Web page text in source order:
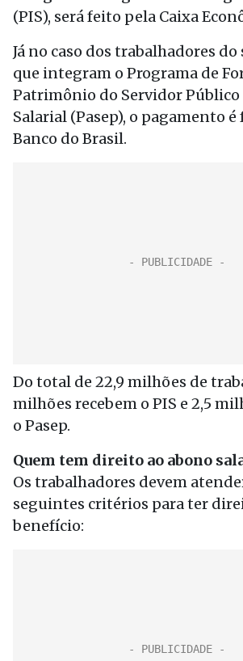
(PIS), será feito pela Caixa
Já no caso dos trabalhadores
que integram o Programa de
Patrimônio do Servidor Público
Salarial (Pasep), o pagamento
Banco do Brasil.
Do total de 22,9 milhões de
milhões recebem o PIS e 2,5
o Pasep.
Quem tem direito ao abono
Os trabalhadores devem
seguintes critérios para ter
benefício: